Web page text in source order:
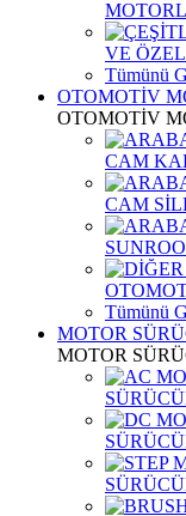
VE
Tümünü
OTOMOTİV
OTOMOTİV
CAM
CAM
Tümünü
MOTOR
MOTOR